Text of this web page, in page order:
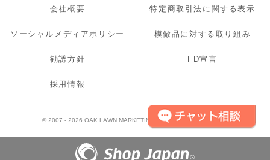
会社概要 特定商取引法に関する表示
ソーシャルメディアポリシー 模倣品に対する取り組み
勧誘方針 FD宣言
採用情報
© 2007 - 2026 OAK LAWN MARKETING. INC. All Rights Reserved.